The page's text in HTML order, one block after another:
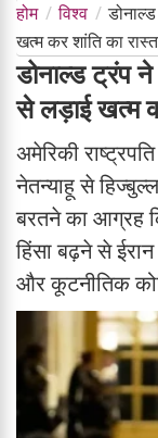
होम विश्व
खत्म कर शांति का
डोनाल्ड ट्रंप
से लड़ाई खत्म
अमेरिकी
नेतन्याहू से
बरतने का आग्रह
हिंसा बढ़ने से
और कूटनीतिक